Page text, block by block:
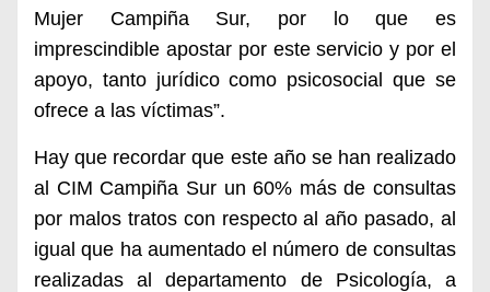
Mujer Campiña Sur, por lo que es
imprescindible apostar por este servicioy por el
apoyo, tanto jurídico como psicosocial que se
ofrece a las víctimas”.
Hay que recordar que este año se han realizado
al CIM Campiña Sur un 60% más de consultas
por malos tratos con respecto al año pasado, al
igual que ha aumentado el número de consultas
realizadas al departamento de Psicología, a